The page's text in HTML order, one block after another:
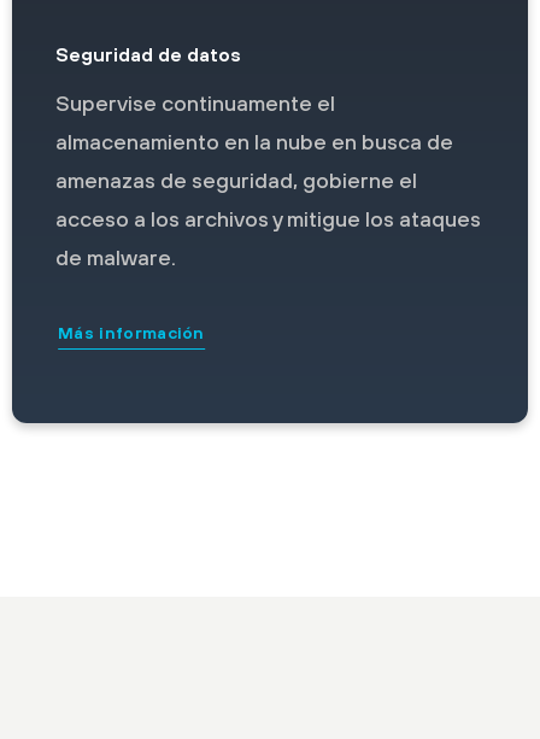
Seguridad de datos
Supervise continuamente el
almacenamiento en la nube en busca de
amenazas de seguridad, gobierne el
acceso a los archivos y mitigue los ataques
de malware.
Más información